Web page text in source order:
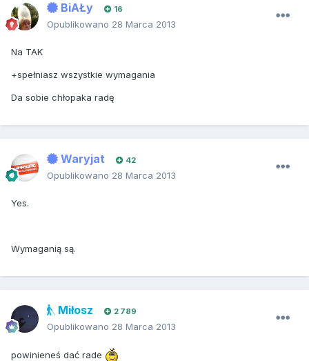
BiAŁy 16
Opublikowano 28 Marca 2013
Na TAK
+spełniasz wszystkie wymagania
Da sobie chłopaka radę
Waryjat 42
Opublikowano 28 Marca 2013
Yes.
Wymaganią są.
Miłosz 2 789
Opublikowano 28 Marca 2013
powinieneś dać rade